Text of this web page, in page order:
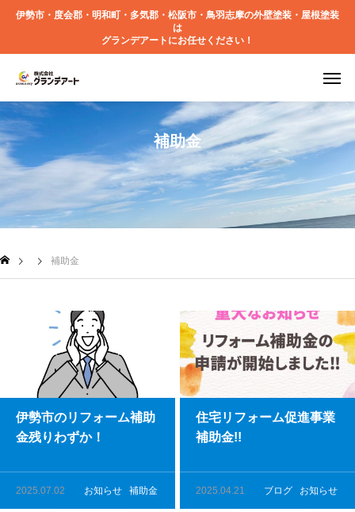
伊勢市・度会郡・明和町・多気郡・松阪市・鳥羽志摩の外壁塗装・屋根塗装
は
グランデアートにお任せください！
補助金
補助金
伊勢市のリフォーム補助
金残りわずか！
2025.07.02 お知らせ 補助金
住宅リフォーム促進事業
補助金!!
2025.04.21 ブログ お知らせ